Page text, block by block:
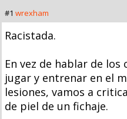
#1 wrexham
Racistada.
En vez de hablar de los
jugar y entrenar en el
lesiones, vamos a
de piel de un fichaje.